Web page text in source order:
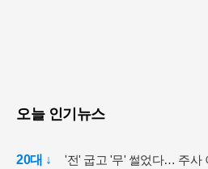
오늘 인기뉴스
20대 ↓ '전' 굽고 '무' 썰었다… 주사